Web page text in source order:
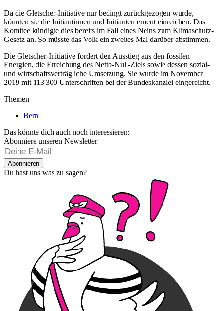
Da die Gletscher-Initiative nur bedingt zurückgezogen wurde,
könnten sie die Initiantinnen und Initianten erneut einreichen. Das
Komitee kündigte dies bereits im Fall eines Neins zum Klimaschutz-
Gesetz an. So müsste das Volk ein zweites Mal darüber abstimmen.
Die Gletscher-Initiative fordert den Ausstieg aus den fossilen
Energien, die Erreichung des Netto-Null-Ziels sowie dessen sozial-
und wirtschaftsverträgliche Umsetzung. Sie wurde im November
2019 mit 113'300 Unterschriften bei der Bundeskanzlei eingereicht.
Themen
Bern
Das könnte dich auch noch interessieren:
Abonniere unseren Newsletter
Abonnieren
Du hast uns was zu sagen?